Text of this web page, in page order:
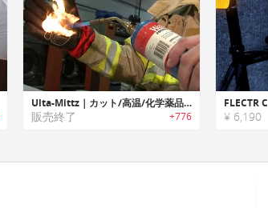
Ulta-Mittz｜カット/高温/化学薬品耐性のある安全グローブ「ウルトラミッツ」
販売終了 +776 ¥ 6,190